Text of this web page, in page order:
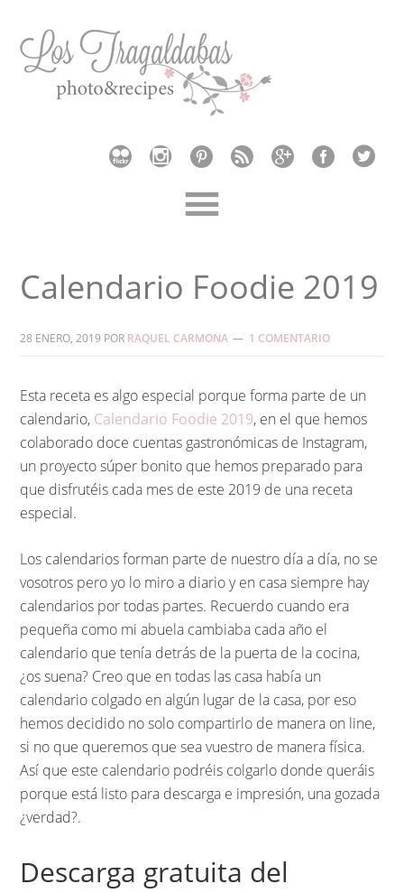
Calendario Foodie 2019
28 ENERO, 2019 POR RAQUEL CARMONA 1 COMENTARIO
Esta receta es algo especial porque forma parte de un
calendario, Calendario Foodie 2019, en el que hemos
colaborado doce cuentas gastronómicas de Instagram,
un proyecto súper bonito que hemos preparado para
que disfrutéis cada mes de este 2019 de una receta
especial.
Los calendarios forman parte de nuestro día a día, no se
vosotros pero yo lo miro a diario y en casa siempre hay
calendarios por todas partes. Recuerdo cuando era
pequeña como mi abuela cambiaba cada año el
calendario que tenía detrás de la puerta de la cocina,
¿os suena? Creo que en todas las casa había un
calendario colgado en algún lugar de la casa, por eso
hemos decidido no solo compartirlo de manera on line,
si no que queremos que sea vuestro de manera física.
Así que este calendario podréis colgarlo donde queráis
porque está listo para descarga e impresión, una gozada
¿verdad?.
Descarga gratuita del